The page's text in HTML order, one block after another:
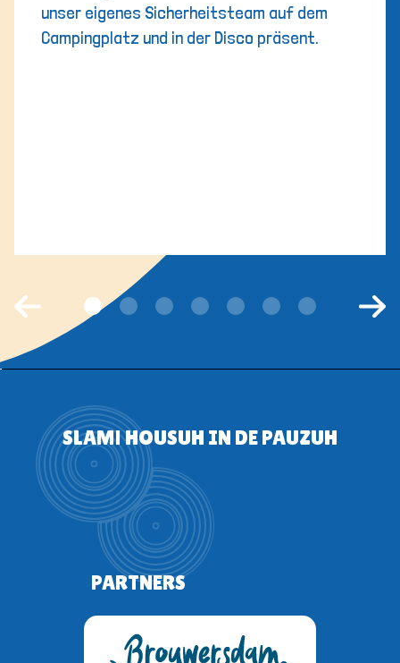
unser eigenes Sicherheitsteam auf dem
Campingplatz und in der Disco präsent.
SLAM! HOUSUH IN DE PAUZUH
PARTNERS